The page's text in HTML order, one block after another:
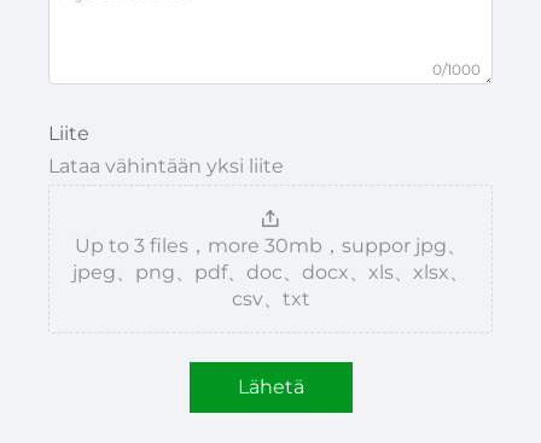
0/1000
Liite
Lataa vähintään yksi liite
Up to 3 files，more 30mb，suppor jpg、
jpeg、png、pdf、doc、docx、xls、xlsx、
csv、txt
Lähetä